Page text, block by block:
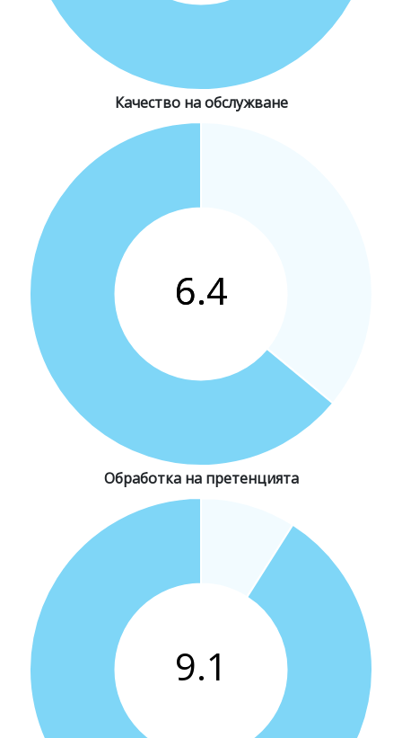
Качество на обслужване
Обработка на претенцията